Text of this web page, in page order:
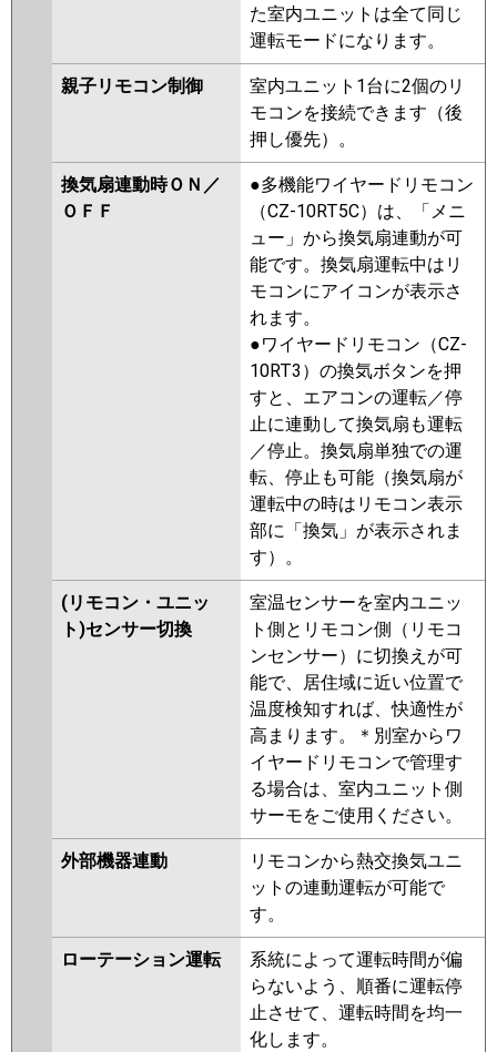
た室内ユニットは全て同じ
運転モードになります。
親子リモコン制御
室内ユニット1台に2個のリ
モコンを接続できます（後
押し優先）。
換気扇連動時ＯＮ／
ＯＦＦ
●多機能ワイヤードリモコン
（CZ-10RT5C）は、「メニ
ュー」から換気扇連動が可
能です。換気扇運転中はリ
モコンにアイコンが表示さ
れます。
●ワイヤードリモコン（CZ-
10RT3）の換気ボタンを押
すと、エアコンの運転／停
止に連動して換気扇も運転
／停止。換気扇単独での運
転、停止も可能（換気扇が
運転中の時はリモコン表示
部に「換気」が表示されま
す）。
(リモコン・ユニッ
ト)センサー切換
室温センサーを室内ユニッ
ト側とリモコン側（リモコ
ンセンサー）に切換えが可
能で、居住域に近い位置で
温度検知すれば、快適性が
高まります。＊別室からワ
イヤードリモコンで管理す
る場合は、室内ユニット側
サーモをご使用ください。
外部機器連動
リモコンから熱交換気ユニ
ットの連動運転が可能で
す。
ローテーション運転
系統によって運転時間が偏
らないよう、順番に運転停
止させて、運転時間を均一
化します。